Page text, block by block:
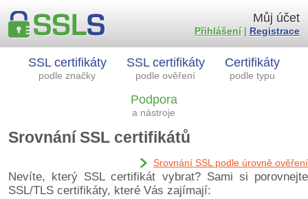
SSL certifikáty
podle značky
SSL certifikáty
podle ověření
Certifikáty
podle typu
Podpora
a nástroje
Můj účet
Přihlášení| Registrace
Srovnání SSL certifikátů
Srovnání SSL podle úrovně ověření
Nevíte, který SSL certifikát vybrat? Sami si porovnejte
SSL/TLS certifikáty, které Vás zajímají: